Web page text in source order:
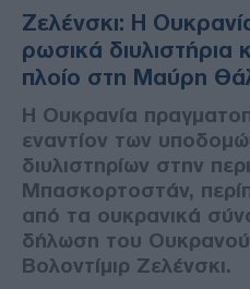
Ζελένσκι: Η
ρωσικά διυλιστήρια
πλοίο στη Μαύρη
Η Ουκρανία
εναντίον των
διυλιστηρίων στην
Μπασκορτοστάν,
από τα ουκρανικά
δήλωση του
Βολοντίμιρ Ζελένσκι.